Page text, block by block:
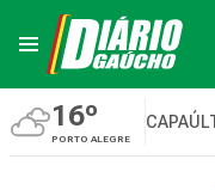
16º
PORTO ALEGRE
CAPA